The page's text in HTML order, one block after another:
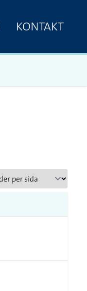
KONTAKT